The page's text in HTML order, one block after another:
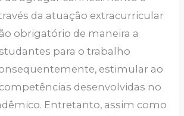
da atuação extracurricular
obrigatório de maneira a
para o trabalho
estimular ao
desenvolvidas no
Entretanto, assim como